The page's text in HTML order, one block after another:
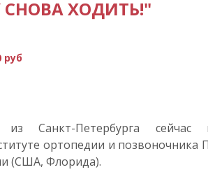
ХОДИТЬ!"
руб
Санкт-Петербурга сейчас
ортопедии и позвоночника
(США, Флорида).